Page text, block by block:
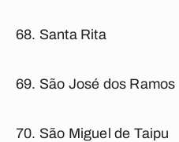
Santa Rita
São José dos Ramos
São Miguel de Taipu